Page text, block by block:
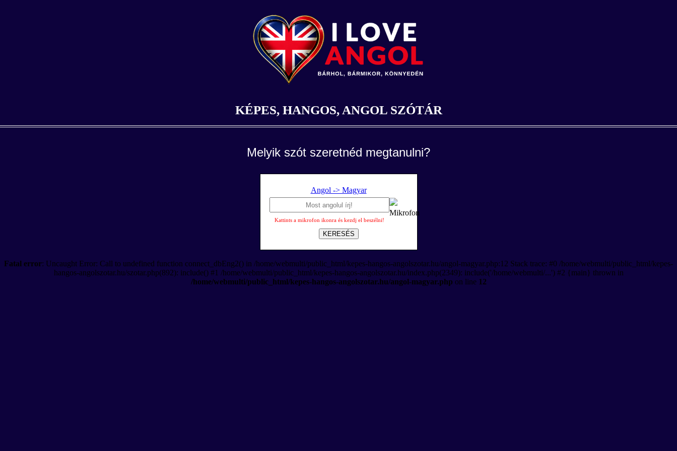
KÉPES, HANGOS, ANGOL SZÓTÁR
Melyik szót szeretnéd megtanulni?
Angol -> Magyar
Kattints a mikrofon ikonra és kezdj el beszélni!
KERESÉS
Fatal error: Uncaught Error: Call to undefined function connect_dbEng2() in /home/webmulti/public_html/kepes-hangos-angolszotar.hu/angol-magyar.php:12 Stack trace: #0 /home/webmulti/public_html/kepes-
hangos-angolszotar.hu/szotar.php(892): include() #1 /home/webmulti/public_html/kepes-hangos-angolszotar.hu/index.php(2349): include('/home/webmulti/...') #2 {main} thrown in
/home/webmulti/public_html/kepes-hangos-angolszotar.hu/angol-magyar.php on line 12